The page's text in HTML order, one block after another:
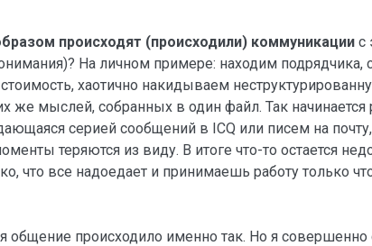
происходят (происходили) коммуникации с
На личном примере: находим подрядчика,
хаотично накидываем
же мыслей, собранных в один файл. Так начинается
серией сообщений в ICQ или писем на
теряются из виду. В итоге что-то остается
что все надоедает и принимаешь работу только
происходило именно так. Но я совершенно